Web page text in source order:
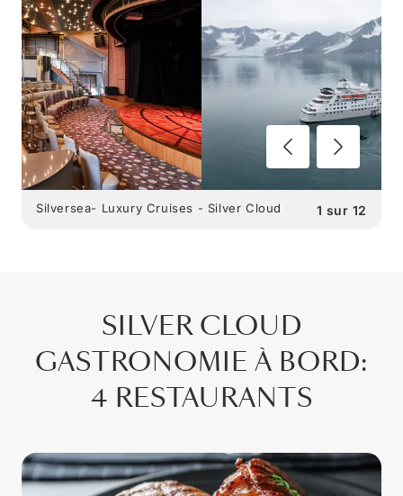
1 sur 12
Silversea- Luxury Cruises - Silver Cloud
SILVER CLOUD
GASTRONOMIE À BORD:
4 RESTAURANTS